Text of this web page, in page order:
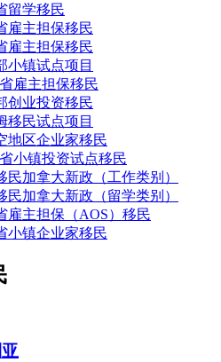
留学移民
雇主担保移民
雇主担保移民
小镇试点项目
雇主担保移民
创业投资移民
移民试点项目
地区企业家移民
小镇投资试点移民
民加拿大新政（工作类别）
民加拿大新政（留学类别）
雇主担保（AOS）移民
小镇企业家移民